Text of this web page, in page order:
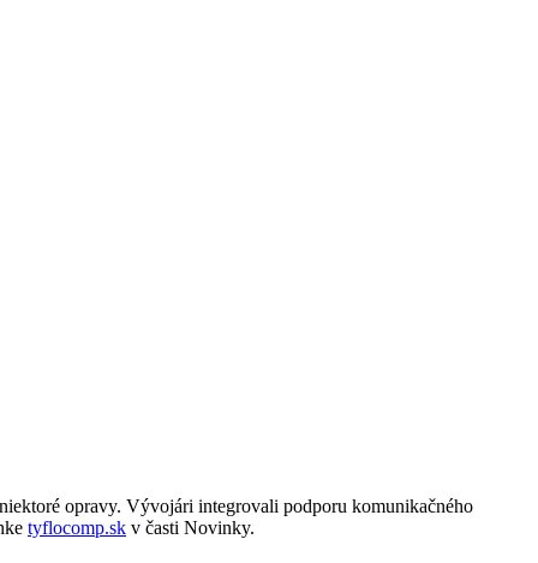
opravy. Vývojári integrovali podporu komunikačného
tyflocomp.sk v časti Novinky.